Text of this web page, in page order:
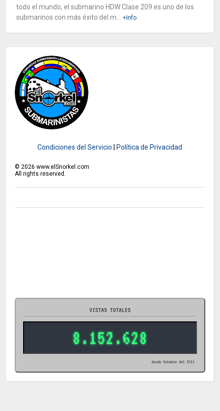
todo el mundo, el submarino HDW Clase 209 es uno de los
submarinos con más éxito del m...
+Info
Condiciones del Servicio Política de Privacidad
© 2026 www.elSnorkel.com
All rights reserved.
VISTAS TOTALES
8.152.628
desde Octubre del 2011